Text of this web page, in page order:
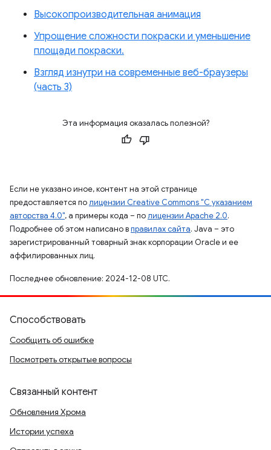
Высокопроизводительная анимация
Упрощение сложности покраски и уменьшение
площади покраски.
Взгляд изнутри на современные веб-браузеры
(часть 3)
Эта информация оказалась полезной?
Если не указано иное, контент на этой странице
предоставляется полицензии Creative Commons "С указанием
авторства 4.0", а примеры кода – полицензии Apache 2.0.
Подробнее об этом написано вправилах сайта. Java – это
зарегистрированный товарный знак корпорации Oracle и ее
аффилированных лиц.
Последнее обновление: 2024-12-08 UTC.
Способствовать
Сообщить об ошибке
Посмотреть открытые вопросы
Связанный контент
Обновления Хрома
Истории успеха